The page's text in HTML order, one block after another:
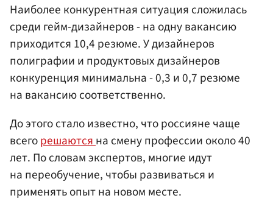
Наиболее конкурентная ситуация сложилась
среди гейм-дизайнеров - на одну вакансию
приходится 10,4 резюме. У дизайнеров
полиграфии и продуктовых дизайнеров
конкуренция минимальна - 0,3 и 0,7 резюме
на вакансию соответственно.
До этого стало известно, что россияне чаще
всегорешаютсяна смену профессии около 40
лет. По словам экспертов, многие идут
на переобучение, чтобы развиваться и
применять опыт на новом месте.